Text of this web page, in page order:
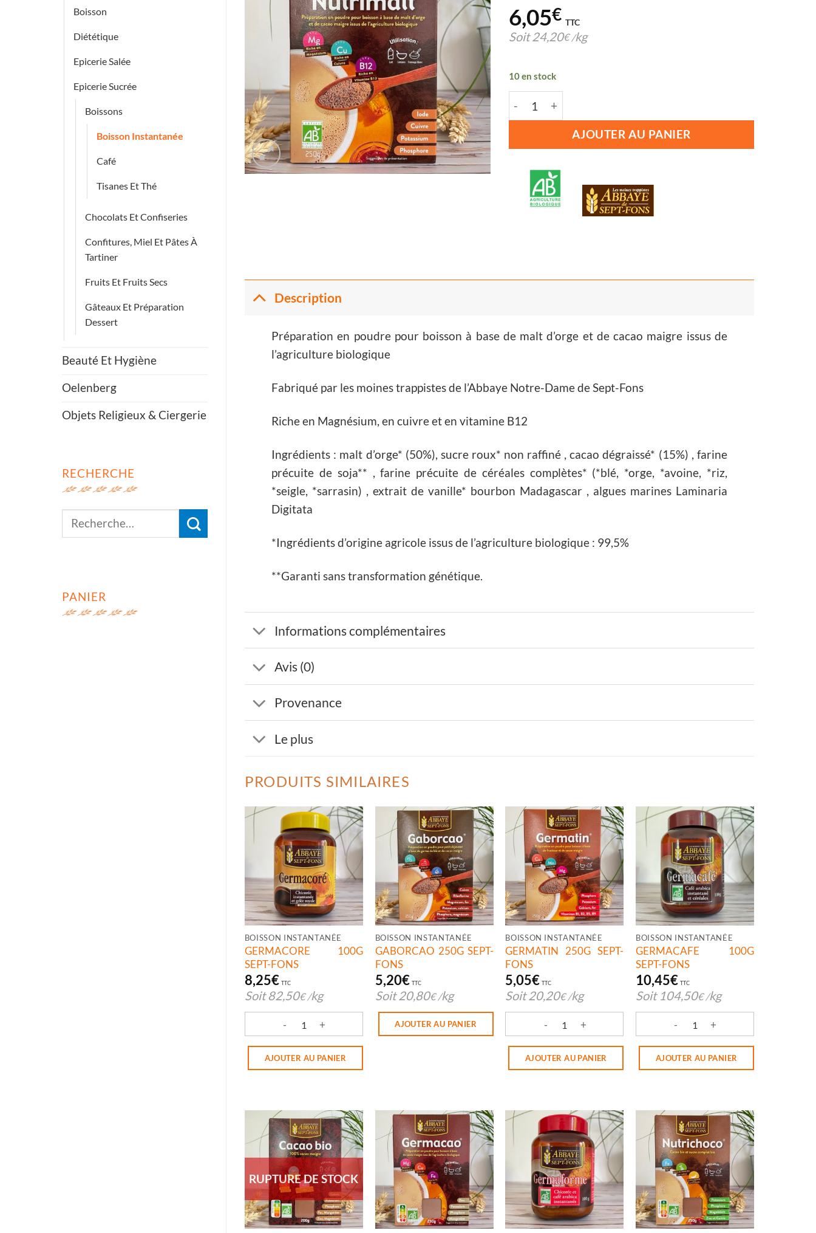
Boisson
Diététique
Epicerie Salée
Epicerie Sucrée
Boissons
Boisson Instantanée
Café
Tisanes Et Thé
Chocolats Et Confiseries
Confitures, Miel Et Pâtes À
Tartiner
Fruits Et Fruits Secs
Gâteaux Et Préparation
Dessert
Beauté Et Hygiène
Oelenberg
Objets Religieux & Ciergerie
RECHERCHE
Recherche
PANIER
6,05€ TTC
Soit 24,20€ /kg
10 en stock
AJOUTER AU PANIER
Description
Préparation en poudre pour boisson à base de malt d’orge et de cacao maigre issus de
l’agriculture biologique
Fabriqué par les moines trappistes de l’Abbaye Notre-Dame de Sept-Fons
Riche en Magnésium, en cuivre et en vitamine B12
Ingrédients : malt d’orge* (50%), sucre roux* non raffiné , cacao dégraissé* (15%) , farine
précuite de soja** , farine précuite de céréales complètes* (*blé, *orge, *avoine, *riz,
*seigle, *sarrasin) , extrait de vanille* bourbon Madagascar , algues marines Laminaria
Digitata
*Ingrédients d’origine agricole issus de l’agriculture biologique : 99,5%
**Garanti sans transformation génétique.
Informations complémentaires
Avis (0)
Provenance
Le plus
PRODUITS SIMILAIRES
BOISSON INSTANTANÉE
GERMACORE 100G
SEPT-FONS
8,25€ TTC
Soit 82,50€ /kg
quantité de GERMACORE 100G SEPT-FONS
AJOUTER AU PANIER
BOISSON INSTANTANÉE
GABORCAO 250G SEPT-
FONS
5,20€ TTC
Soit 20,80€ /kg
AJOUTER AU PANIER
BOISSON INSTANTANÉE
GERMATIN 250G SEPT-
FONS
5,05€ TTC
Soit 20,20€ /kg
quantité de GERMATIN 250G SEPT-FONS
AJOUTER AU PANIER
BOISSON INSTANTANÉE
GERMACAFE 100G
SEPT-FONS
10,45€ TTC
Soit 104,50€ /kg
quantité de GERMACAFE 100G SEPT-
AJOUTER AU PANIER
RUPTURE DE STOCK